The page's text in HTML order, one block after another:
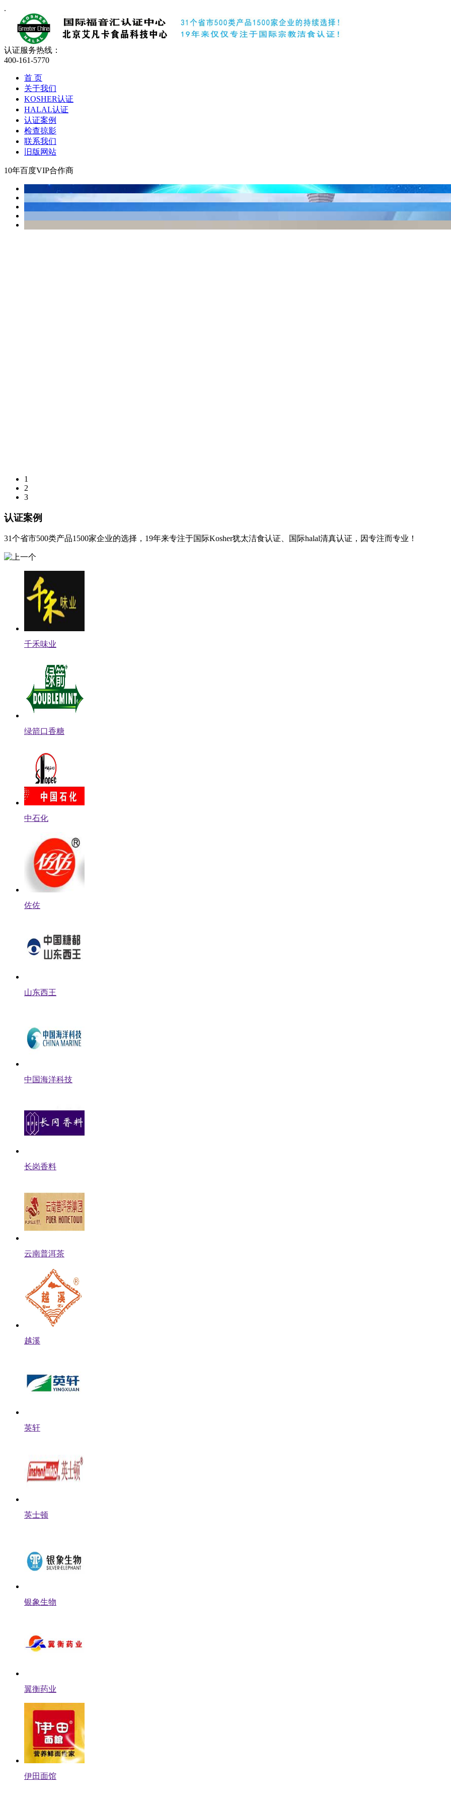
.
认证服务热线：
400-161-5770
首 页
关于我们
KOSHER认证
HALAL认证
认证案例
检查掠影
联系我们
旧版网站
10年百度VIP合作商
1
2
3
认证案例
31个省市500类产品1500家企业的选择，19年来专注于国际Kosher犹太洁食认证、国际halal清真认证，因专注而专业！
千禾味业
绿箭口香糖
中石化
佐佐
山东西王
中国海洋科技
长岗香料
云南普洱茶
越溪
英轩
英士顿
银象生物
翼衡药业
伊田面馆